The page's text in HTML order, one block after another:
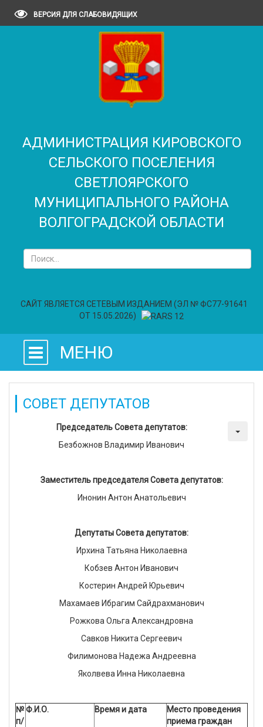
ВЕРСИЯ ДЛЯ СЛАБОВИДЯЩИХ
АДМИНИСТРАЦИЯ КИРОВСКОГО
СЕЛЬСКОГО ПОСЕЛЕНИЯ
CВЕТЛОЯРСКОГО
МУНИЦИПАЛЬНОГО РАЙОНА
ВОЛГОГРАДСКОЙ ОБЛАСТИ
САЙТ ЯВЛЯЕТСЯ СЕТЕВЫМ ИЗДАНИЕМ (ЭЛ № ФС77-91641
ОТ 15.05.2026)
МЕНЮ
СОВЕТ ДЕПУТАТОВ
Председатель Совета депутатов:
Безбожнов Владимир Иванович
Заместитель председателя Совета депутатов:
Инонин Антон Анатольевич
Депутаты Совета депутатов:
Ирхина Татьяна Николаевна
Кобзев Антон Иванович
Костерин Андрей Юрьевич
Махамаев Ибрагим Сайдрахманович
Рожкова Ольга Александровна
Савков Никита Сергеевич
Филимонова Надежа Андреевна
Яколвева Инна Николаевна
№
п/
Ф.И.О. Время и дата
Место проведения
приема граждан